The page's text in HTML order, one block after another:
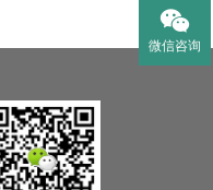
微信咨询